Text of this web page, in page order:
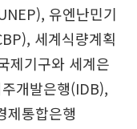
유엔난민기
세계식량계획
제기구와 세계은
개발은행(IDB),
제통합은행